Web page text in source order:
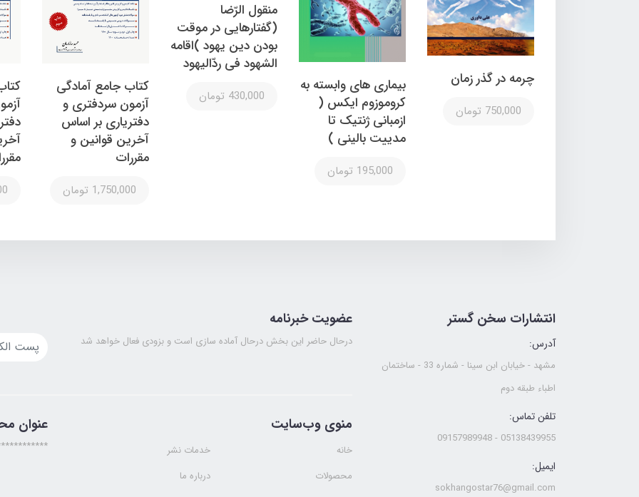
چرمه در گذر زمان
750,000 تومان
بیماری های وابسته به
کروموزوم ایکس (
ازمبانی ژنتیک تا
مدییت بالینی )
195,000 تومان
منقول الرّضا
(گفتارهایی در موقت
بودن دین یهود )اقامه
الشهود فی ردّالیهود
430,000 تومان
کتاب جامع آمادگی
آزمون سردفتری و
دفتریاری بر اساس
آخرین قوانین و
مقررات
1,750,000 تومان
انتشارات سخن گستر
آدرس:
مشهد - خیابان ابن سینا - شماره 33 - ساختمان
اطباء طبقه دوم
تلفن تماس:
05138439955 - 09157989948
ایمیل:
sokhangostar76@gmail.com
عضویت خبرنامه
درحال حاضر این بخش درحال آماده سازی است و بزودی فعال خواهد شد
منوی وب‌سایت
خانه
خدمات نشر
محصولات
درباره ما
عنوان